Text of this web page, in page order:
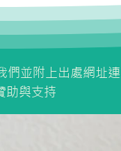
據與
並附上出處網址連
助與支持